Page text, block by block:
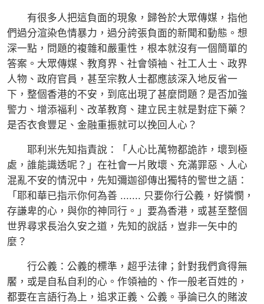
有很多人把這負面的現象，歸咎於大眾傳媒，指他
們過分渲染色情暴力，過分誇張負面的新聞和動態。想
深一點，問題的複雜和嚴重性，根本就沒有一個簡單的
答案。大眾傳媒、教育界、社會領袖、社工人士、政界
人物、政府官員，甚至宗教人士都應該深入地反省一
下，整個香港的不安，到底出現了甚麼問題？是否加強
警力、增添福利、改革教育、建立民主就是對症下藥？
是否衣食豐足、金融重振就可以挽回人心？
耶利米先知指責說：「人心比萬物都詭詐，壞到極
處，誰能識透呢？」在社會一片敗壞、充滿罪惡、人心
混亂不安的情況中，先知彌迦卻傳出獨特的警世之語：
「耶和華已指示你何為善 ....... 只要你行公義，好憐憫，
存謙卑的心，與你的神同行。」要為香港，或甚至整個
世界尋求長治久安之道，先知的說話，豈非一矢中的
麼？
行公義：公義的標準，超乎法律；針對我們貪得無
饜，或是自私自利的心。作領袖的、作一般老百姓的，
都要在言語行為上，追求正義、公義。爭論已久的賭波